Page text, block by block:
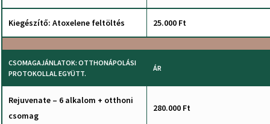
Kiegészítő: Atoxelene feltöltés 25.000 Ft
CSOMAGAJÁNLATOK: OTTHONÁPOLÁSI
PROTOKOLLAL EGYÜTT.
ÁR
Rejuvenate – 6 alkalom + otthoni
csomag
280.000 Ft